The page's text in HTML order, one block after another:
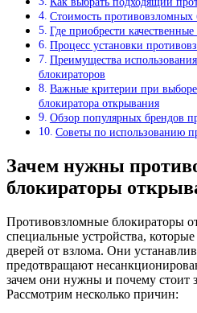
Стоимость противовзломных
Где приобрести
Процесс установки
Преимущества
блокираторов
Важные критерии при
блокиратора открывания
Обзор популярных брендов
Советы по использованию
Зачем нужны
блокираторы
Противовзломные блокираторы
специальные устройства,
дверей от взлома. Они
предотвращают
зачем они нужны и почему стоит
Рассмотрим несколько причин: